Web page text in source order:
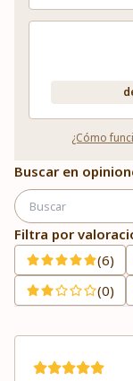
¿Cómo
Buscar en
Filtra por
(6)
(0)